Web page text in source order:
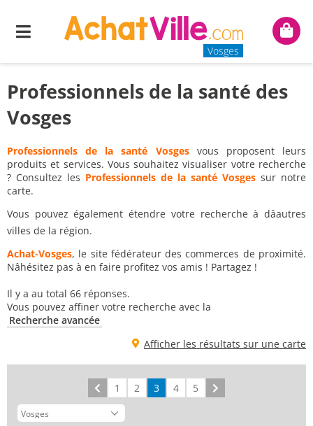
Menu
Vosges
Mon
Professionnels de la santé des
Vosges
Professionnels de la santé Vosgesvous proposent leurs
produits et services. Vous souhaitez visualiser votre recherche
? Consultez les Professionnels de la santé Vosges sur notre
carte.
Vous pouvez également étendre votre recherche à dâautres
villes de la région.
Achat-Vosges, le site fédérateur des commerces de proximité.
Nâhésitez pas à en faire profitez vos amis ! Partagez !
Il y a au total 66 réponses.
Vous pouvez affiner votre recherche avec la
Recherche avancée
Afficher les résultats sur une carte
Précédent
1 2 3 4 5